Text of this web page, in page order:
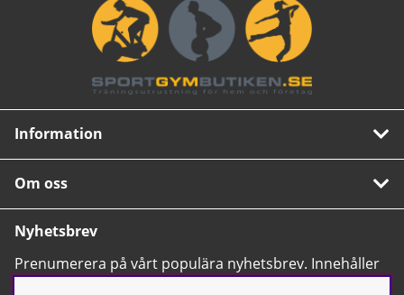
Information
Om oss
Nyhetsbrev
Prenumerera på vårt populära nyhetsbrev. Innehåller
tips, nyheter och våra allra bästa erbjudanden.